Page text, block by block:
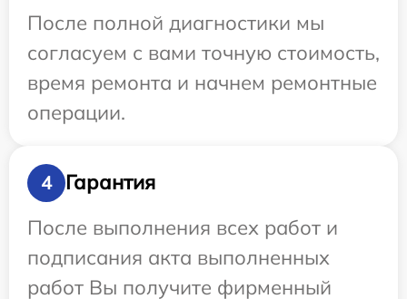
После полной диагностики мы
согласуем с вами точную стоимость,
время ремонта и начнем ремонтные
операции.
4
Гарантия
После выполнения всех работ и
подписания акта выполненных
работ Вы получите фирменный